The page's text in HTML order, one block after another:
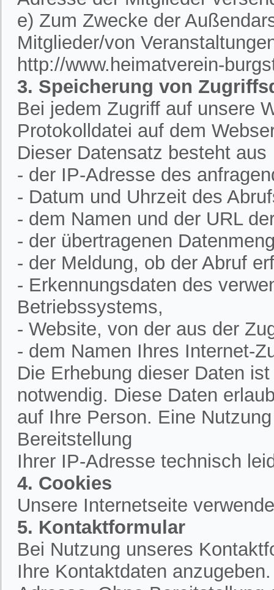
e) Zum Zwecke der
Mitglieder/von
http://www.heimatverein-
3. Speicherung von
Bei jedem Zugriff auf unsere
Protokolldatei auf dem
Dieser Datensatz besteht aus
- der IP-Adresse des
- Datum und Uhrzeit des
- dem Namen und der URL
- der übertragenen
- der Meldung, ob der Abruf
- Erkennungsdaten des
Betriebssystems,
- Website, von der aus der
- dem Namen Ihres Internet-
Die Erhebung dieser Daten
notwendig. Diese Daten
auf Ihre Person. Eine
Bereitstellung
Ihrer IP-Adresse technisch
4. Cookies
Unsere Internetseite
5. Kontaktformular
Bei Nutzung unseres
Ihre Kontaktdaten